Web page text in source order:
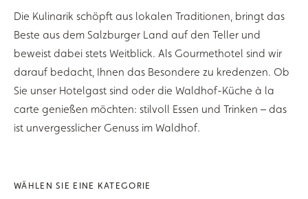
Die Kulinarik schöpft aus lokalen Traditionen, bringt das
Beste aus dem Salzburger Land auf den Teller und
beweist dabei stets Weitblick. Als Gourmethotel sind wir
darauf bedacht, Ihnen das Besondere zu kredenzen. Ob
Sie unser Hotelgast sind oder die Waldhof-Küche à la
carte genießen möchten: stilvoll Essen und Trinken – das
ist unvergesslicher Genuss im Waldhof.
WÄHLEN SIE EINE KATEGORIE